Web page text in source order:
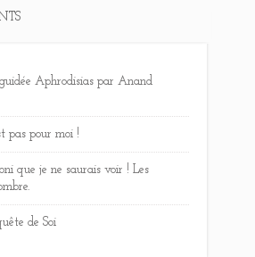
Aphrodisias par Anand
pas pour moi !
que je ne saurais voir ! Les
de Soi